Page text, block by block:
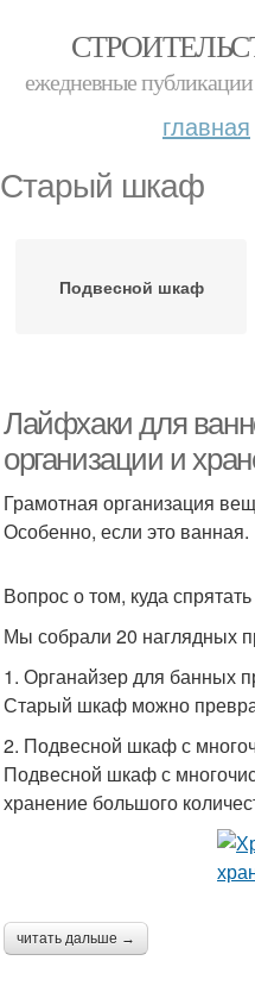
ежедневные
главная
Старый шкаф
Подвесной шкаф
Лайфхаки для
организации и
Грамотная организация
Особенно, если это ванная.
Вопрос о том, куда
Мы собрали 20 наглядных
1. Органайзер для банных
Старый шкаф можно
2. Подвесной шкаф с
Подвесной шкаф с
хранение большого
читать дальше →